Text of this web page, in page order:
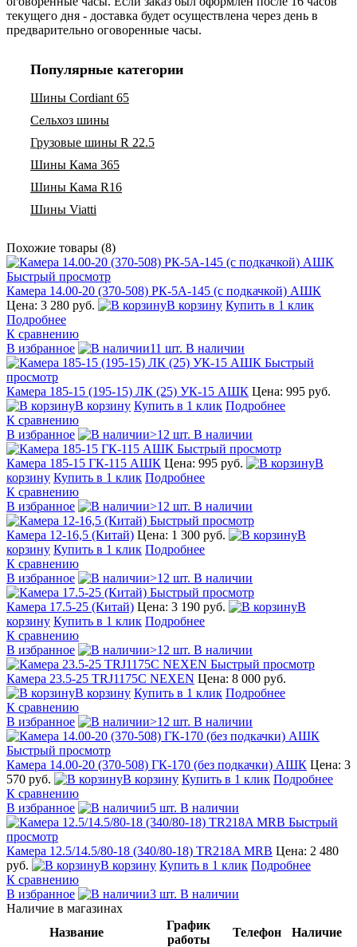
текущего дня - доставка будет осуществлена через день в
предварительно оговоренные часы.
Популярные категории
Шины Cordiant 65
Сельхоз шины
Грузовые шины R 22.5
Шины Кама 365
Шины Кама R16
Шины Viatti
Похожие товары (8)
Быстрый просмотр
Камера 14.00-20 (370-508) РК-5А-145 (с подкачкой) АШК
Цена: 3 280 руб.
В корзину Купить в 1 клик
Подробнее
К сравнению
В избранное
11 шт. В наличии
Быстрый
просмотр
Камера 185-15 (195-15) ЛК (25) УК-15 АШК Цена: 995 руб.
В корзину Купить в 1 клик Подробнее
К сравнению
В избранное
>12 шт. В наличии
Быстрый просмотр
Камера 185-15 ГК-115 АШК Цена: 995 руб.
В
корзину Купить в 1 клик Подробнее
К сравнению
В избранное
>12 шт. В наличии
Быстрый просмотр
Камера 12-16,5 (Китай) Цена: 1 300 руб.
В
корзину Купить в 1 клик Подробнее
К сравнению
В избранное
>12 шт. В наличии
Быстрый просмотр
Камера 17.5-25 (Китай) Цена: 3 190 руб.
В
корзину Купить в 1 клик Подробнее
К сравнению
В избранное
>12 шт. В наличии
Быстрый просмотр
Камера 23.5-25 TRJ1175C NEXEN Цена: 8 000 руб.
В корзину Купить в 1 клик Подробнее
К сравнению
В избранное
>12 шт. В наличии
Быстрый просмотр
Камера 14.00-20 (370-508) ГК-170 (без подкачки) АШК Цена: 3
570 руб.
В корзину Купить в 1 клик Подробнее
К сравнению
В избранное
5 шт. В наличии
Быстрый
просмотр
Камера 12.5/14.5/80-18 (340/80-18) TR218A MRB Цена: 2 480
руб.
В корзину Купить в 1 клик Подробнее
К сравнению
В избранное
3 шт. В наличии
Наличие в магазинах
Название
График
работы
Телефон
Наличие